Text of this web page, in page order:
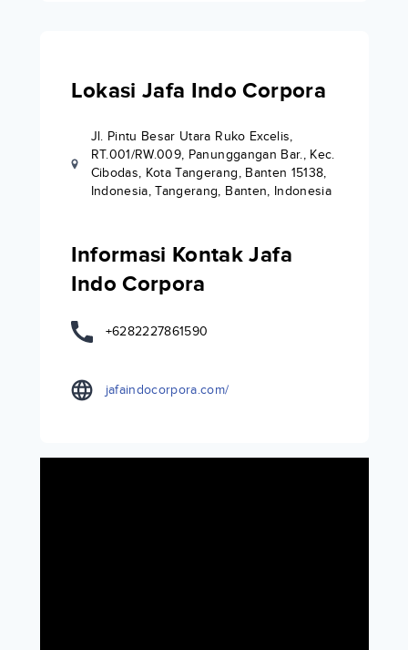
Lokasi Jafa Indo Corpora
Jl. Pintu Besar Utara Ruko Excelis,
RT.001/RW.009, Panunggangan Bar., Kec.
Cibodas, Kota Tangerang, Banten 15138,
Indonesia, Tangerang, Banten, Indonesia
Informasi Kontak Jafa
Indo Corpora
+6282227861590
jafaindocorpora.com/